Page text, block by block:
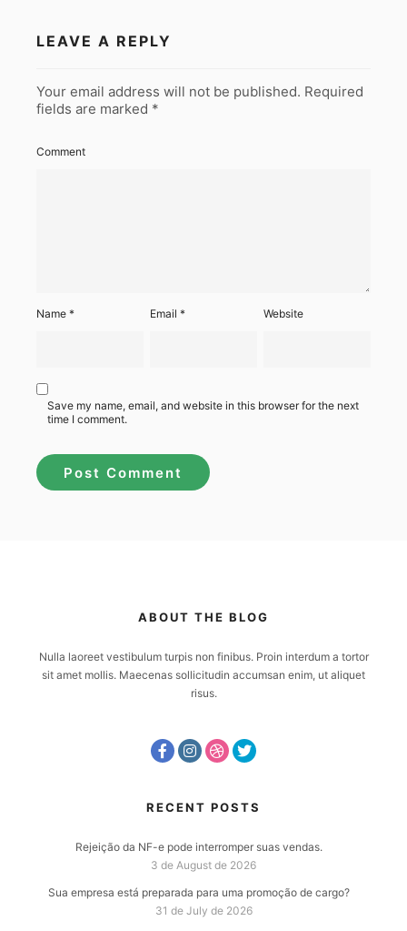
LEAVE A REPLY
Your email address will not be published. Required
fields are marked *
Comment
Name * Email* Website
Save my name, email, and website in this browser for the next
time I comment.
ABOUT THE BLOG
Nulla laoreet vestibulum turpis non finibus. Proin interdum a tortor
sit amet mollis. Maecenas sollicitudin accumsan enim, ut aliquet
risus.
RECENT POSTS
Rejeição da NF-e pode interromper suas vendas.
3 de August de 2026
Sua empresa está preparada para uma promoção de cargo?
31 de July de 2026